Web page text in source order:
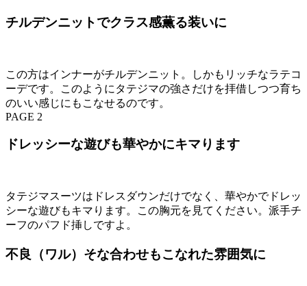
チルデンニットでクラス感薫る装いに
この方はインナーがチルデンニット。しかもリッチなラテコ
ーデです。このようにタテジマの強さだけを拝借しつつ育ち
のいい感じにもこなせるのです。
PAGE 2
ドレッシーな遊びも華やかにキマります
タテジマスーツはドレスダウンだけでなく、華やかでドレッ
シーな遊びもキマります。この胸元を見てください。派手チ
ーフのパフド挿しですよ。
不良（ワル）そな合わせもこなれた雰囲気に